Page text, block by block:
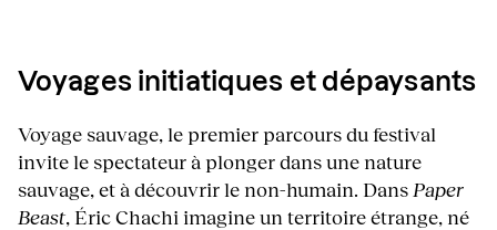
Voyages initiatiques et dépaysants
Voyage sauvage, le premier parcours du festival
invite le spectateur à plonger dans une nature
sauvage, et à découvrir le non-humain. Dans Paper
Beast, Éric Chachi imagine un territoire étrange, né